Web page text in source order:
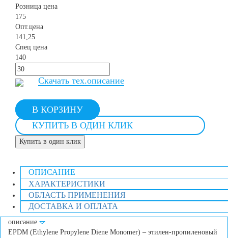
Розница цена
175
Опт.цена
141,25
Спец цена
140
Скачать тех.опиcание
В КОРЗИНУ
КУПИТЬ В ОДИН КЛИК
Купить в один клик
ОПИСАНИЕ
ХАРАКТЕРИСТИКИ
ОБЛАСТЬ ПРИМЕНЕНИЯ
ДОСТАВКА И ОПЛАТА
описание
EPDM (Ethylene Propylene Diene Monomer) – этилен-пропиленовый